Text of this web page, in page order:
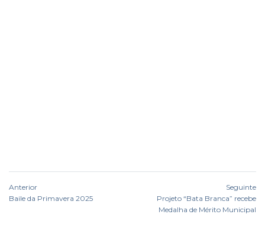
Anterior
Baile da Primavera 2025
Seguinte
Projeto “Bata Branca” recebe
Medalha de Mérito Municipal